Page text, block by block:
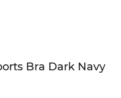
Bra Dark Navy